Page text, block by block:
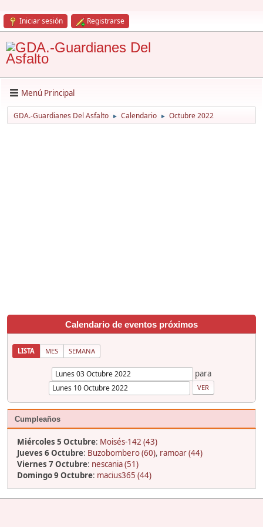
Iniciar sesión Registrarse
Menú Principal
GDA.-Guardianes Del Asfalto ► Calendario ► Octubre 2022
Calendario de eventos próximos
LISTA MES SEMANA
para
Cumpleaños
Miércoles 5 Octubre: Moisés-142 (43)
Jueves 6 Octubre: Buzobombero (60), ramoar (44)
Viernes 7 Octubre: nescania (51)
Domingo 9 Octubre: macius365 (44)